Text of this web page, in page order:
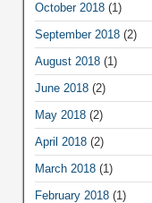
October 2018(1)
September 2018(2)
August 2018(1)
June 2018(2)
May 2018(2)
April 2018(2)
March 2018(1)
February 2018(1)